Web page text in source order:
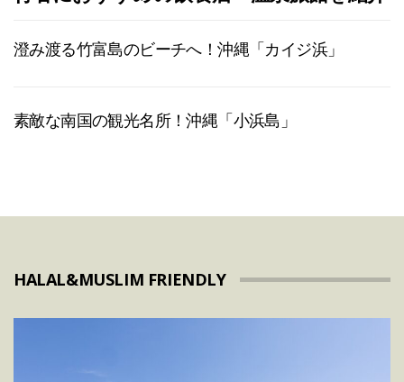
澄み渡る竹富島のビーチへ！沖縄「カイジ浜」
素敵な南国の観光名所！沖縄「小浜島」
HALAL&MUSLIM FRIENDLY